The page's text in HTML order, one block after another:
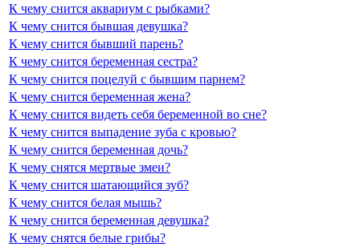
К чему снится аквариум с рыбками?
К чему снится бывшая девушка?
К чему снится бывший парень?
К чему снится беременная сестра?
К чему снится поцелуй с бывшим парнем?
К чему снится беременная жена?
К чему снится видеть себя беременной во сне?
К чему снится выпадение зуба с кровью?
К чему снится беременная дочь?
К чему снятся мертвые змеи?
К чему снится шатающийся зуб?
К чему снится белая мышь?
К чему снится беременная девушка?
К чему снятся белые грибы?